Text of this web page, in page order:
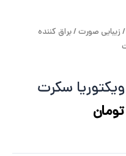
/زیبایی صورت/براق کننده
تومان